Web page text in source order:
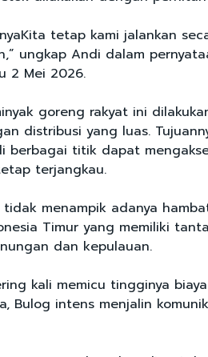
tetap kami jalankan
ungkap Andi dalam
2 Mei 2026.
goreng rakyat ini
distribusi yang luas.
berbagai titik dapat
terjangkau.
tidak menampik adanya
Timur yang memiliki
dan kepulauan.
kali memicu tingginya
Bulog intens menjalin